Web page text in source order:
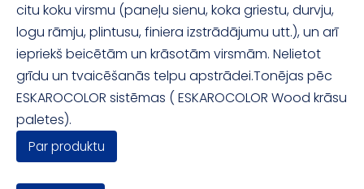
citu koku virsmu (paneļu sienu, koka griestu, durvju,
logu rāmju, plintusu, finiera izstrādājumu utt.), un arī
iepriekš beicētām un krāsotām virsmām. Nelietot
grīdu un tvaicēšanās telpu apstrādei.Tonējas pēc
ESKAROCOLOR sistēmas ( ESKAROCOLOR Wood krāsu
paletes).
Par produktu